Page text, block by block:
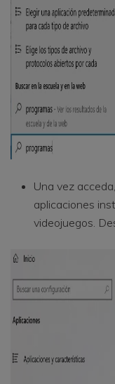
Una vez
aplicaciones
videojuegos.